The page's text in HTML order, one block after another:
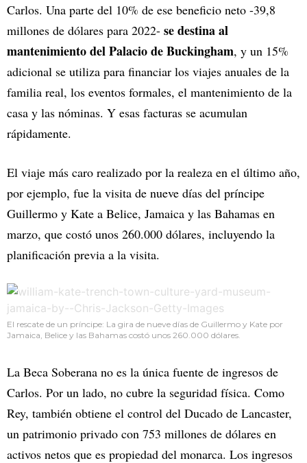
Carlos. Una parte del 10% de ese beneficio neto -39,8
millones de dólares para 2022- se destina al
mantenimiento del Palacio de Buckingham, y un 15%
adicional se utiliza para financiar los viajes anuales de la
familia real, los eventos formales, el mantenimiento de la
casa y las nóminas. Y esas facturas se acumulan
rápidamente.
El viaje más caro realizado por la realeza en el último año,
por ejemplo, fue la visita de nueve días del príncipe
Guillermo y Kate a Belice, Jamaica y las Bahamas en
marzo, que costó unos 260.000 dólares, incluyendo la
planificación previa a la visita.
El rescate de un príncipe: La gira de nueve días de Guillermo y Kate por
Jamaica, Belice y las Bahamas costó unos 260.000 dólares.
La Beca Soberana no es la única fuente de ingresos de
Carlos. Por un lado, no cubre la seguridad física. Como
Rey, también obtiene el control del Ducado de Lancaster,
un patrimonio privado con 753 millones de dólares en
activos netos que es propiedad del monarca. Los ingresos